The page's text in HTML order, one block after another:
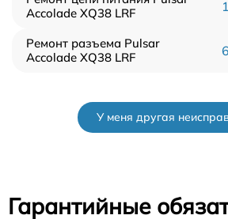
Accolade XQ38 LRF
Ремонт разъема Pulsar
Accolade XQ38 LRF
У меня другая
Гарантийные